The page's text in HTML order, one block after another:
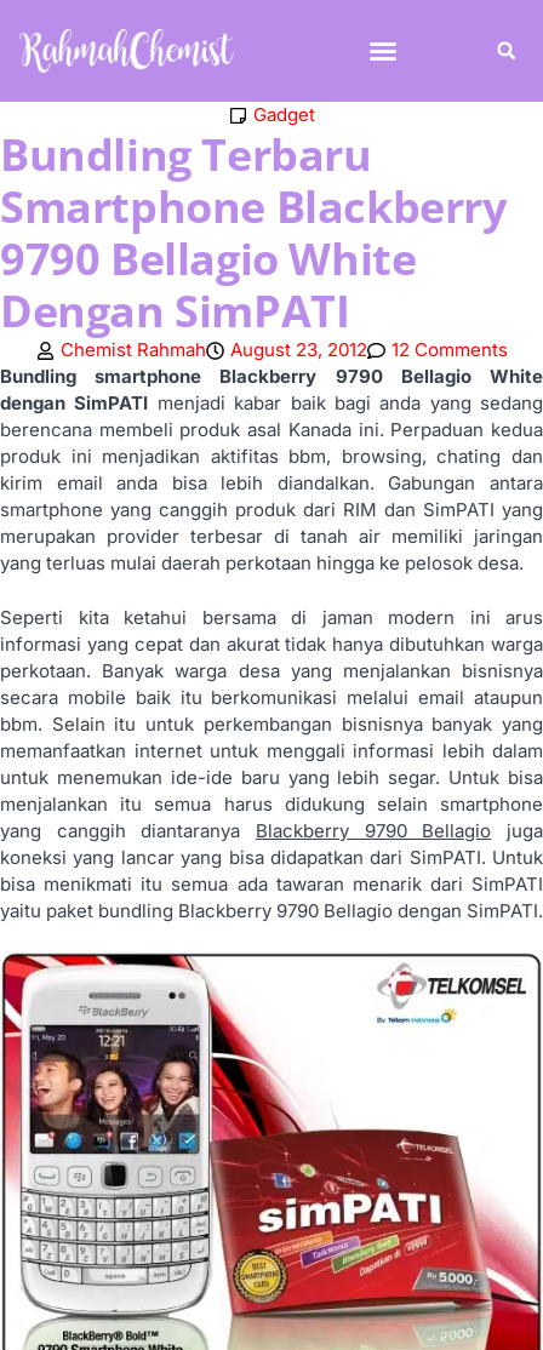
Gadget
Bundling Terbaru
Smartphone Blackberry
9790 Bellagio White
Dengan SimPATI
Chemist Rahmah August 23, 2012
12 Comments
Bundling smartphone Blackberry 9790 Bellagio White
dengan SimPATI menjadi kabar baik bagi anda yang sedang
berencana membeli produk asal Kanada ini. Perpaduan kedua
produk ini menjadikan aktifitas bbm, browsing, chating dan
kirim email anda bisa lebih diandalkan. Gabungan antara
smartphone yang canggih produk dari RIM dan SimPATI yang
merupakan provider terbesar di tanah air memiliki jaringan
yang terluas mulai daerah perkotaan hingga ke pelosok desa.
Seperti kita ketahui bersama di jaman modern ini arus
informasi yang cepat dan akurat tidak hanya dibutuhkan warga
perkotaan. Banyak warga desa yang menjalankan bisnisnya
secara mobile baik itu berkomunikasi melalui email ataupun
bbm. Selain itu untuk perkembangan bisnisnya banyak yang
memanfaatkan internet untuk menggali informasi lebih dalam
untuk menemukan ide-ide baru yang lebih segar. Untuk bisa
menjalankan itu semua harus didukung selain smartphone
yang canggih diantaranya Blackberry 9790 Bellagio juga
koneksi yang lancar yang bisa didapatkan dari SimPATI. Untuk
bisa menikmati itu semua ada tawaran menarik dari SimPATI
yaitu paket bundling Blackberry 9790 Bellagio dengan SimPATI.